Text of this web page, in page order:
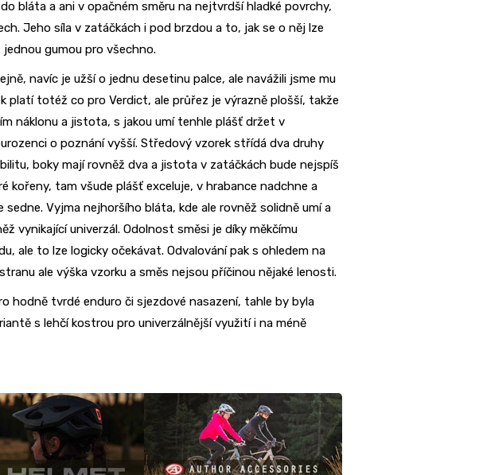
bláta a ani v opačném směru na nejtvrdší hladké povrchy,
Jeho síla v zatáčkách i pod brzdou a to, jak se o něj lze
gumou pro všechno.
navíc je užší o jednu desetinu palce, ale navážili jsme mu
platí totéž co pro Verdict, ale průřez je výrazně plošší, takže
náklonu a jistota, s jakou umí tenhle plášť držet v
o poznání vyšší. Středový vzorek střídá dva druhy
boky mají rovněž dva a jistota v zatáčkách bude nejspíš
kořeny, tam všude plášť exceluje, v hrabance nadchne a
Vyjma nejhoršího bláta, kde ale rovněž solidně umí a
vynikající univerzál. Odolnost směsi je díky měkčímu
ale to lze logicky očekávat. Odvalování pak s ohledem na
ale výška vzorku a směs nejsou příčinou nějaké lenosti.
hodně tvrdé enduro či sjezdové nasazení, tahle by byla
s lehčí kostrou pro univerzálnější využití i na méně